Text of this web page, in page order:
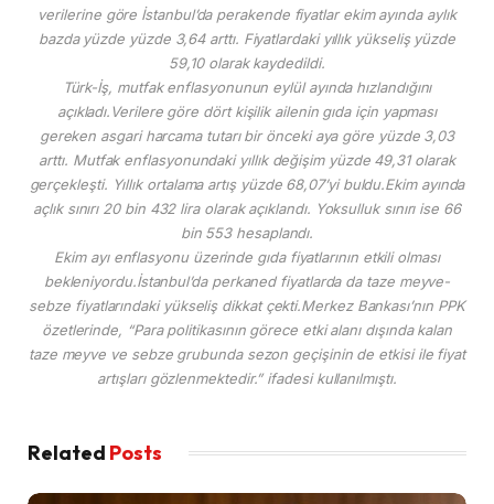
verilerine göre İstanbul’da perakende fiyatlar ekim ayında aylık
bazda yüzde yüzde 3,64 arttı. Fiyatlardaki yıllık yükseliş yüzde
59,10 olarak kaydedildi.
Türk-İş, mutfak enflasyonunun eylül ayında hızlandığını
açıkladı.Verilere göre dört kişilik ailenin gıda için yapması
gereken asgari harcama tutarı bir önceki aya göre yüzde 3,03
arttı. Mutfak enflasyonundaki yıllık değişim yüzde 49,31 olarak
gerçekleşti. Yıllık ortalama artış yüzde 68,07’yi buldu.Ekim ayında
açlık sınırı 20 bin 432 lira olarak açıklandı. Yoksulluk sınırı ise 66
bin 553 hesaplandı.
Ekim ayı enflasyonu üzerinde gıda fiyatlarının etkili olması
bekleniyordu.İstanbul’da perkaned fiyatlarda da taze meyve-
sebze fiyatlarındaki yükseliş dikkat çekti.Merkez Bankası’nın PPK
özetlerinde, “Para politikasının görece etki alanı dışında kalan
taze meyve ve sebze grubunda sezon geçişinin de etkisi ile fiyat
artışları gözlenmektedir.” ifadesi kullanılmıştı.
Related Posts